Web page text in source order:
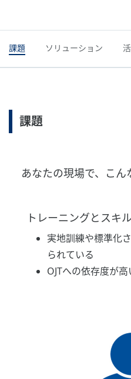
課題 ソリューション
課題
あなたの現場で、こん
トレーニングとスキ
実地訓練や標準化
られている
OJTへの依存度が高